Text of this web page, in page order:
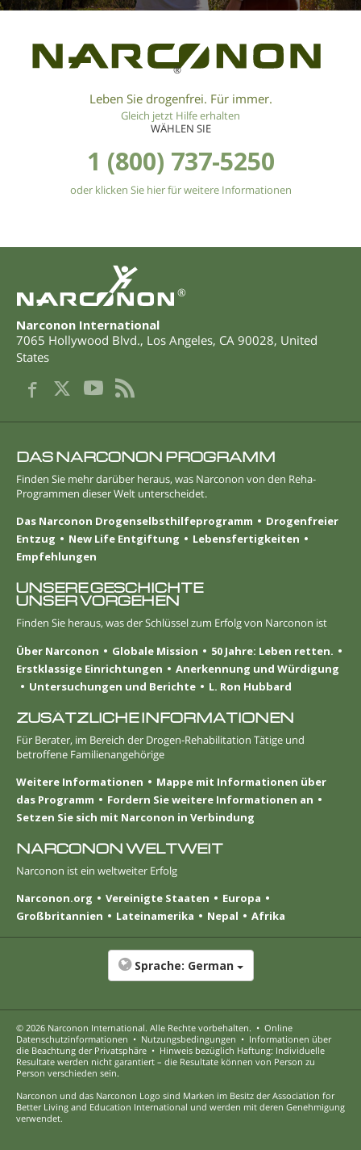
®
Leben Sie drogenfrei. Für immer.
Gleich jetzt Hilfe erhalten
WÄHLEN SIE
1 (800) 737-5250
oder klicken Sie hier für weitere Informationen
®
Narconon International
7065 Hollywood Blvd., Los Angeles, CA 90028, United
States
DAS NARCONON PROGRAMM
Finden Sie mehr darüber heraus, was Narconon von den Reha-
Programmen dieser Welt unterscheidet.
Das Narconon Drogenselbsthilfeprogramm
Drogenfreier
Entzug
New Life Entgiftung
Lebens­fertigkeiten
Empfehlungen
UNSERE GESCHICHTE
UNSER VORGEHEN
Finden Sie heraus, was der Schlüssel zum Erfolg von Narconon ist
Über Narconon
Globale Mission
50 Jahre: Leben retten.
Erstklassige Einrichtungen
Anerkennung und Würdigung
Untersuchungen und Berichte
L. Ron Hubbard
ZUSÄTZLICHE INFORMATIONEN
Für Berater, im Bereich der Drogen-Rehabilitation Tätige und
betroffene Familienangehörige
Weitere Informationen
Mappe mit Informationen über
das Programm
Fordern Sie weitere Informationen an
Setzen Sie sich mit Narconon in Verbindung
NARCONON WELTWEIT
Narconon ist ein weltweiter Erfolg
Narconon.org
Vereinigte Staaten
Europa
Großbritannien
Lateinamerika Nepal Afrika
Sprache: German
© 2026 Narconon International. Alle Rechte vorbehalten. • Online
Datenschutzinformationen • Nutzungsbedingungen • Informationen über
die Beachtung der Privatsphäre • Hinweis bezüglich Haftung: Individuelle
Resultate werden nicht garantiert – die Resultate können von Person zu
Person verschieden sein.
Narconon und das Narconon Logo sind Marken im Besitz der Association for
Better Living and Education International und werden mit deren Genehmigung
verwendet.